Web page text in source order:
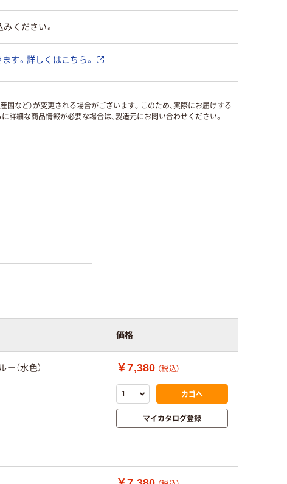
みください。
す。詳しくはこちら。
国など）が変更される場合がございます。このため、実際にお届けする
細な商品情報が必要な場合は、製造元にお問い合わせください。
価格
（水色） ￥7,380 （税込）
カゴへ
マイカタログ登録